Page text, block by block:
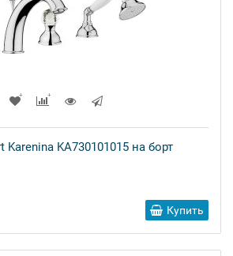
Karenina KA730101015 на борт
Купить